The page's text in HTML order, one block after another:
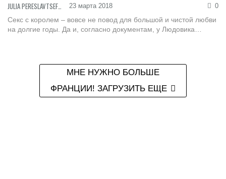
23 марта 2018 0
Секс с королем – вовсе не повод для большой и чистой любви
на долгие годы. Да и, согласно документам, у Людовика…
МНЕ НУЖНО БОЛЬШЕ
ФРАНЦИИ! ЗАГРУЗИТЬ ЕЩЕ